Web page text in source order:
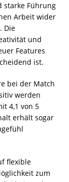
starke Führung
Arbeit wider
Die
und
Features
ist.
bei der Match
werden
4,1 von 5
erhält sogar
flexible
zum